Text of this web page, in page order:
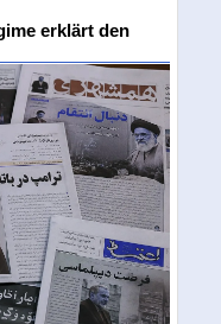
erklärt den